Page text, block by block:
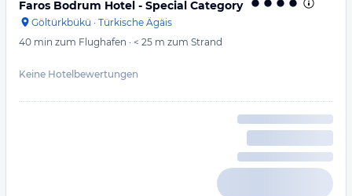
Faros Bodrum Hotel - Special Category
Göltürkbükü · Türkische Ägäis
40 min zum Flughafen · < 25 m zum Strand
Keine Hotelbewertungen